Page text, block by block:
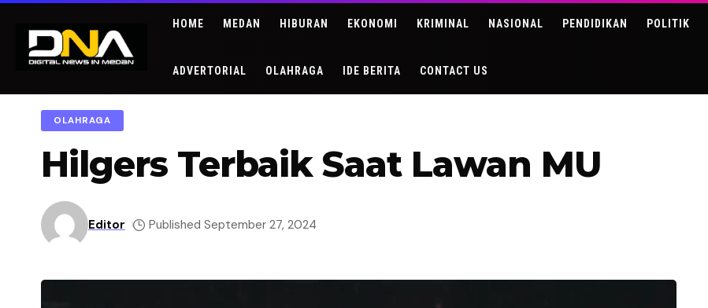
HOME MEDAN HIBURAN EKONOMI KRIMINAL NASIONAL PENDIDIKAN POLITIK
ADVERTORIAL OLAHRAGA IDE BERITA CONTACT US
OLAHRAGA
Hilgers Terbaik Saat Lawan MU
Editor Published September 27, 2024